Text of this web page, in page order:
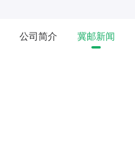
公司简介 冀邮新闻